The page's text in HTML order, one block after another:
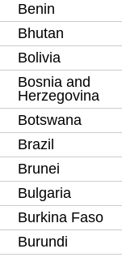
Benin
Bhutan
Bolivia
Bosnia and
Herzegovina
Botswana
Brazil
Brunei
Bulgaria
Burkina Faso
Burundi